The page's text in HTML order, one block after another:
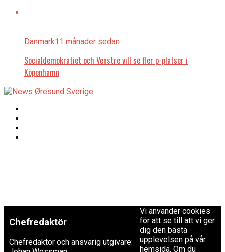
Danmark11 månader sedan
Socialdemokratiet och Venstre vill se fler p-platser i
Köpenhamn
Chefredaktör
Chefredaktör och ansvarig utgivare:
Vi använder cookies
för att se till att vi ger
dig den bästa
upplevelsen på vår
hemsida. Om du